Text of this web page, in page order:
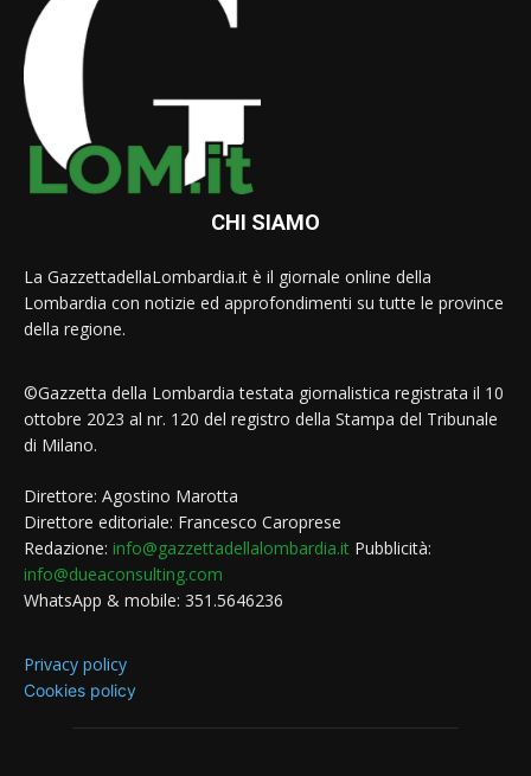
CHI SIAMO
La GazzettadellaLombardia.it è il giornale online della
Lombardia con notizie ed approfondimenti su tutte le province
della regione.
©Gazzetta della Lombardia testata giornalistica registrata il 10
ottobre 2023 al nr. 120 del registro della Stampa del Tribunale
di Milano.
Direttore: Agostino Marotta
Direttore editoriale: Francesco Caroprese
Redazione: info@gazzettadellalombardia.it Pubblicità:
info@dueaconsulting.com
WhatsApp & mobile: 351.5646236
Privacy policy
Cookies policy